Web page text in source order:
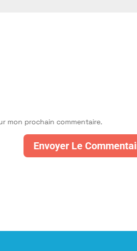
mon prochain commentaire.